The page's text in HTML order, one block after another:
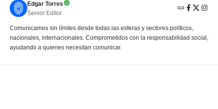
Edgar Torres
Senior Editor
Comunicamos sin límites desde todas las esferas y sectores políticos,
nacionales, internacionales. Comprometidos con la responsabilidad social,
ayudando a quienes necesitan comunicar.